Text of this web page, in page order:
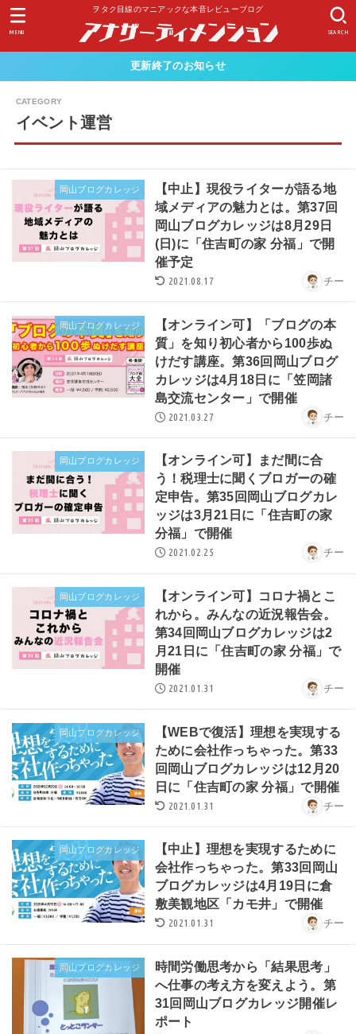
ヲタク目線のマニアックな本音レビューブログ
SEARCH
MENU
更新終了のお知らせ
イベント運営
岡山ブログカレッジ
【中止】現役ライターが語る地
域メディアの魅力とは。第37回
岡山ブログカレッジは8月29日
(日)に「住吉町の家 分福」で開
催予定
2021.08.17 チー
岡山ブログカレッジ
【オンライン可】「ブログの本
質」を知り初心者から100歩ぬ
けだす講座。第36回岡山ブログ
カレッジは4月18日に「笠岡諸
島交流センター」で開催
2021.03.27 チー
岡山ブログカレッジ
【オンライン可】まだ間に合
う！税理士に聞くブロガーの確
定申告。第35回岡山ブログカレ
ッジは3月21日に「住吉町の家
分福」で開催
2021.02.25 チー
岡山ブログカレッジ
【オンライン可】コロナ禍とこ
れから。みんなの近況報告会。
第34回岡山ブログカレッジは2
月21日に「住吉町の家 分福」で
開催
2021.01.31 チー
岡山ブログカレッジ
【WEBで復活】理想を実現する
ために会社作っちゃった。第33
回岡山ブログカレッジは12月20
日に「住吉町の家 分福」で開催
2021.01.31 チー
岡山ブログカレッジ
【中止】理想を実現するために
会社作っちゃった。第33回岡山
ブログカレッジは4月19日に倉
敷美観地区「カモ井」で開催
2021.01.31 チー
岡山ブログカレッジ
時間労働思考から「結果思考」
へ仕事の考え方を変えよう。第
31回岡山ブログカレッジ開催レ
ポート